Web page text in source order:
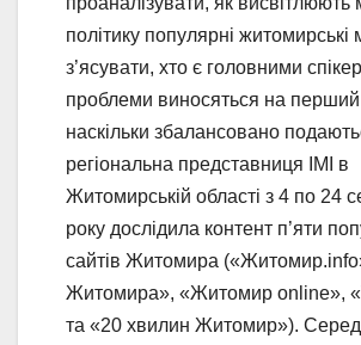
політику популярні
з’ясувати, хто є головними
проблеми виносяться на перший
наскільки збалансовано
регіональна представниця ІМІ в
Житомирській області з 4 по 24
року дослідила контент п’яти
сайтів Житомира
Житомира», «Житомир online»,
та «20 хвилин Житомир»).